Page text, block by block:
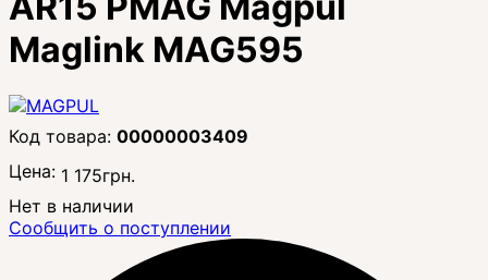
Maglink MAG595
00000003409
Цена: 1 175грн.
Нет в наличии
Сообщить о поступлении